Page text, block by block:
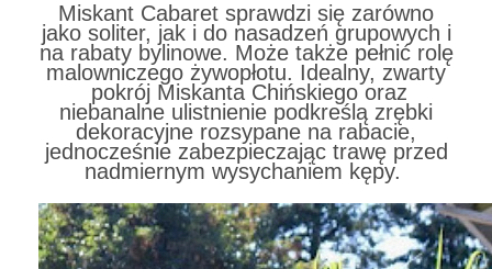
Miskant Cabaret sprawdzi się zarówno
jako soliter, jak i do nasadzeń grupowych i
na rabaty bylinowe. Może także pełnić rolę
malowniczego żywopłotu. Idealny, zwarty
pokrój Miskanta Chińskiego oraz
niebanalne ulistnienie podkreślą zrębki
dekoracyjne rozsypane na rabacie,
jednocześnie zabezpieczając trawę przed
nadmiernym wysychaniem kępy.